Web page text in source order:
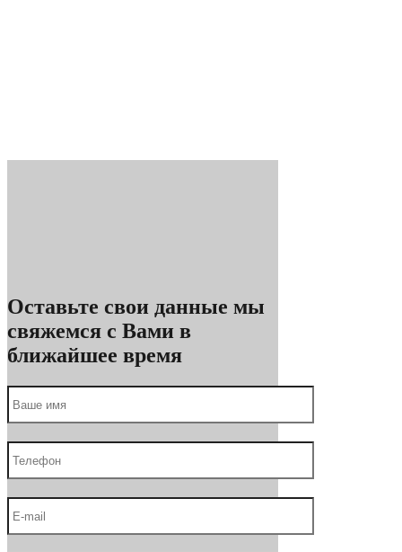
Оставьте свои данные мы
свяжемся с Вами в
ближайшее время